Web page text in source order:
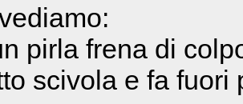
pirla frena di
scivola e fa